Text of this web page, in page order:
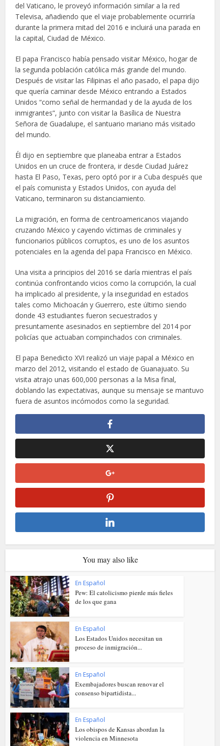
del Vaticano, le proveyó información similar a la red
Televisa, añadiendo que el viaje probablemente ocurriría
durante la primera mitad del 2016 e incluirá una parada en
la capital, Ciudad de México.
El papa Francisco había pensado visitar México, hogar de
la segunda población católica más grande del mundo.
Después de visitar las Filipinas el año pasado, el papa dijo
que quería caminar desde México entrando a Estados
Unidos “como señal de hermandad y de la ayuda de los
inmigrantes”, junto con visitar la Basílica de Nuestra
Señora de Guadalupe, el santuario mariano más visitado
del mundo.
Él dijo en septiembre que planeaba entrar a Estados
Unidos en un cruce de frontera, ir desde Ciudad Juárez
hasta El Paso, Texas, pero optó por ir a Cuba después que
el país comunista y Estados Unidos, con ayuda del
Vaticano, terminaron su distanciamiento.
La migración, en forma de centroamericanos viajando
cruzando México y cayendo víctimas de criminales y
funcionarios públicos corruptos, es uno de los asuntos
potenciales en la agenda del papa Francisco en México.
Una visita a principios del 2016 se daría mientras el país
continúa confrontando vicios como la corrupción, la cual
ha implicado al presidente, y la inseguridad en estados
tales como Michoacán y Guerrero, este último siendo
donde 43 estudiantes fueron secuestrados y
presuntamente asesinados en septiembre del 2014 por
policías que actuaban compinchados con criminales.
El papa Benedicto XVI realizó un viaje papal a México en
marzo del 2012, visitando el estado de Guanajuato. Su
visita atrajo unas 600,000 personas a la Misa final,
doblando las expectativas, aunque su mensaje se mantuvo
fuera de asuntos incómodos como la seguridad.
You may also like
En Español
Pew: El catolicismo pierde más fieles
de los que gana
En Español
Los Estados Unidos necesitan un
proceso de inmigración...
En Español
Exembajadores buscan renovar el
consenso bipartidista...
En Español
Los obispos de Kansas abordan la
violencia en Minnesota